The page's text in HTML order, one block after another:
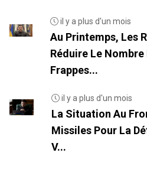
il y a plus d'un mois
Au Printemps, Les
Réduire Le Nombre
Frappes...
il y a plus d'un mois
La Situation Au
Missiles Pour La
V...